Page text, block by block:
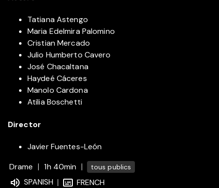
Tatiana Astengo
Maria Edelmira Palomino
Cristian Mercado
Julio Humberto Cavero
José Chacaltana
Haydeé Cáceres
Manolo Cardona
Atilia Boschetti
Director
Javier Fuentes-León
Drame
1h 40min tous publics
SPANISH
FRENCH